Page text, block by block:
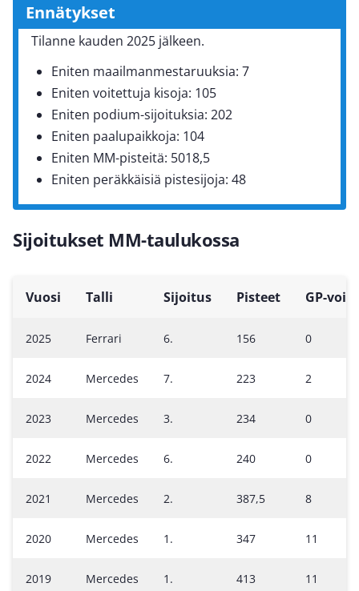
Ennätykset
Tilanne kauden 2025 jälkeen.
Eniten maailmanmestaruuksia: 7
Eniten voitettuja kisoja: 105
Eniten podium-sijoituksia: 202
Eniten paalupaikkoja: 104
Eniten MM-pisteitä: 5018,5
Eniten peräkkäisiä pistesijoja: 48
Sijoitukset MM-taulukossa
Vuosi Talli Sijoitus Pisteet GP-
2025 Ferrari 6. 156 0
2024 Mercedes 7. 223 2
2023 Mercedes 3. 234 0
2022 Mercedes 6. 240 0
2021 Mercedes 2. 387,5 8
2020 Mercedes 1. 347 11
2019 Mercedes 1. 413 11